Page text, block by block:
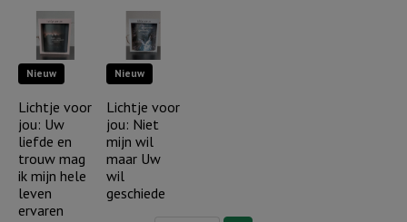
vastberaden
en
standvastig
niet
bevreesd,
alleen
aantal
Nieuw
Lichtje voor
jou: Uw
liefde en
trouw mag
ik mijn hele
leven
ervaren
Nieuw
Lichtje voor
jou: Niet
mijn wil
maar Uw
wil
geschiede